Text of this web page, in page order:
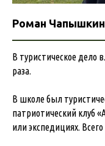
Роман Чапышкин
В туристическое дело
раза.
В школе был
патриотический клуб
или экспедициях.